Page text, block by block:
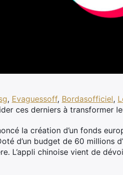
, Evaguessoff, Bordasofficiel,
ces derniers à transformer
la création d’un fonds
d’un budget de 60 millions
L’appli chinoise vient de